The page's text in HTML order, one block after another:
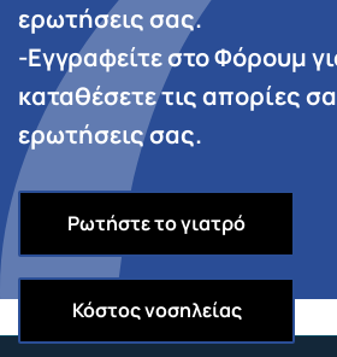
ερωτήσεις σας.
-Εγγραφείτε στο Φόρουμ
καταθέσετε τις απορίες
ερωτήσεις σας.
Ρωτήστε το γιατρό
Κόστος νοσηλείας